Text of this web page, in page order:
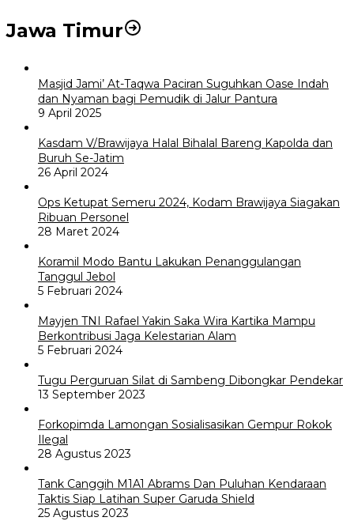
Jawa Timur
Masjid Jami’ At-Taqwa Paciran Suguhkan Oase Indah
dan Nyaman bagi Pemudik di Jalur Pantura
9 April 2025
Kasdam V/Brawijaya Halal Bihalal Bareng Kapolda dan
Buruh Se-Jatim
26 April 2024
Ops Ketupat Semeru 2024, Kodam Brawijaya Siagakan
Ribuan Personel
28 Maret 2024
Koramil Modo Bantu Lakukan Penanggulangan
Tanggul Jebol
5 Februari 2024
Mayjen TNI Rafael Yakin Saka Wira Kartika Mampu
Berkontribusi Jaga Kelestarian Alam
5 Februari 2024
Tugu Perguruan Silat di Sambeng Dibongkar Pendekar
13 September 2023
Forkopimda Lamongan Sosialisasikan Gempur Rokok
Ilegal
28 Agustus 2023
Tank Canggih M1A1 Abrams Dan Puluhan Kendaraan
Taktis Siap Latihan Super Garuda Shield
25 Agustus 2023